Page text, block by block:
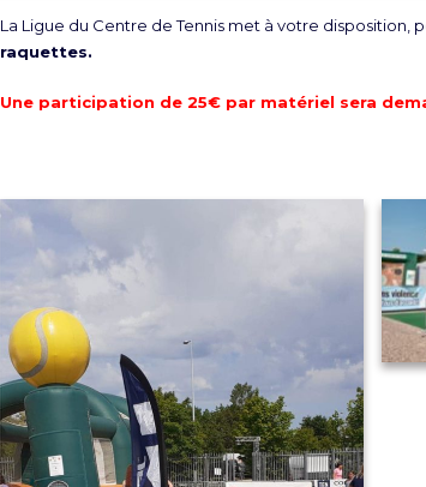
La Ligue du Centre de Tennis met à votre disposition,
raquettes.
Une participation de 25€ par matériel sera